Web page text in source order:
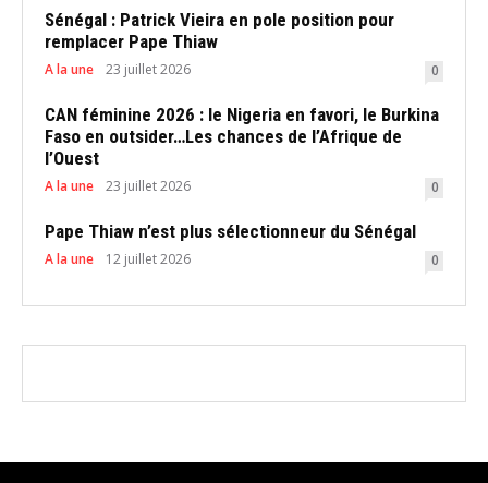
Sénégal : Patrick Vieira en pole position pour
remplacer Pape Thiaw
A la une 23 juillet 2026 0
CAN féminine 2026 : le Nigeria en favori, le Burkina
Faso en outsider…Les chances de l’Afrique de
l’Ouest
A la une 23 juillet 2026 0
Pape Thiaw n’est plus sélectionneur du Sénégal
A la une 12 juillet 2026 0